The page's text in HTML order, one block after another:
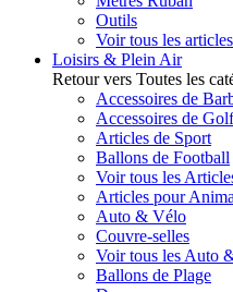
Outils
Voir tous les articles
Loisirs & Plein Air
Retour vers Toutes les
Accessoires de
Accessoires de Golf
Articles de Sport
Ballons de Football
Voir tous les
Articles pour
Auto & Vélo
Couvre-selles
Voir tous les Auto
Ballons de Plage